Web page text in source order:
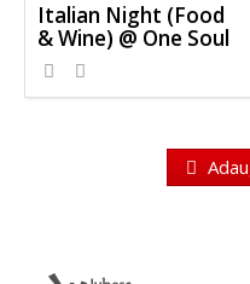
Italian Night (Food
& Wine) @ One Soul